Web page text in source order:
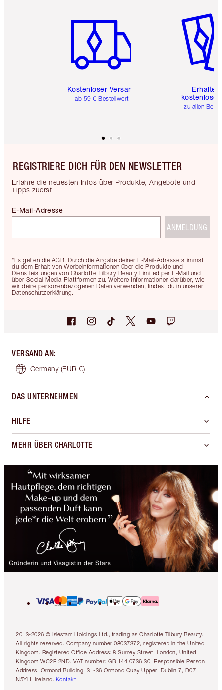
Kostenloser Versand
ab 59 € Bestellwert
Erhalte
kostenlose
zu allen
REGISTRIERE DICH FÜR DEN NEWSLETTER
Erfahre die neuesten Infos über Produkte, Angebote und
Tipps zuerst
*Es gelten die AGB. Durch die Angabe deiner E-Mail-Adresse stimmst
du dem Erhalt von Werbeinformationen über die Produkte und
Dienstleistungen von Charlotte Tilbury Beauty Limited per E-Mail und
über Social-Media-Plattformen zu. Weitere Informationen darüber, wie
wir deine personenbezogenen Daten verwenden, findest du in unserer
Datenschutzerklärung.
E-Mail-Adresse
ANMELDUNG
VERSAND AN:
Germany (EUR €)
DAS UNTERNEHMEN
HILFE
MEHR ÜBER CHARLOTTE
2013-2026 © Islestarr Holdings Ltd., trading as Charlotte Tilbury Beauty.
All rights reserved. Company number 08037372, registered in the United
Kingdom. Registered Office Address: 8 Surrey Street, London, United
Kingdom WC2R 2ND. VAT number: GB 144 0736 30. Responsible Person
Address: Ormond Building, 31-36 Ormond Quay Upper, Dublin 7, D07
N5YH, Ireland. Kontakt